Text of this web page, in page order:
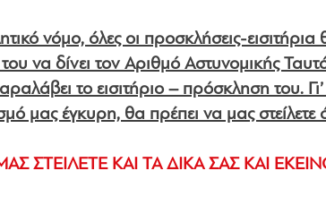
νόμο, όλες οι προσκλήσεις-εισιτήρια
να δίνει τον Αριθμό Αστυνομικής
το εισιτήριο – πρόσκληση του. Γι’
μας έγκυρη, θα πρέπει να μας
ΣΤΕΙΛΕΤΕ ΚΑΙ ΤΑ ΔΙΚΑ ΣΑΣ ΚΑΙ